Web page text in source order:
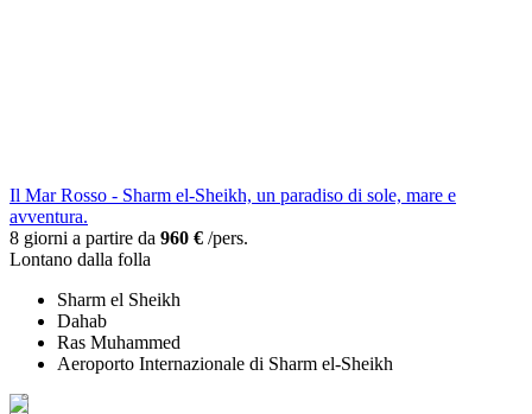
Il Mar Rosso - Sharm el-Sheikh, un paradiso di sole, mare e
avventura.
8 giorni a partire da 960 € /pers.
Lontano dalla folla
Sharm el Sheikh
Dahab
Ras Muhammed
Aeroporto Internazionale di Sharm el-Sheikh